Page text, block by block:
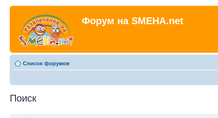
Форум на SMEHA.net
Список форумов
Поиск